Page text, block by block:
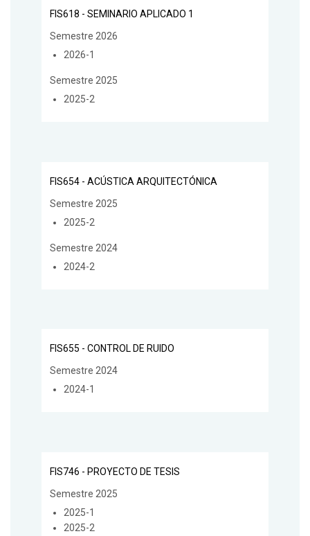
FIS618 - SEMINARIO APLICADO 1
Semestre 2026
2026-1
Semestre 2025
2025-2
FIS654 - ACÚSTICA ARQUITECTÓNICA
Semestre 2025
2025-2
Semestre 2024
2024-2
FIS655 - CONTROL DE RUIDO
Semestre 2024
2024-1
FIS746 - PROYECTO DE TESIS
Semestre 2025
2025-1
2025-2